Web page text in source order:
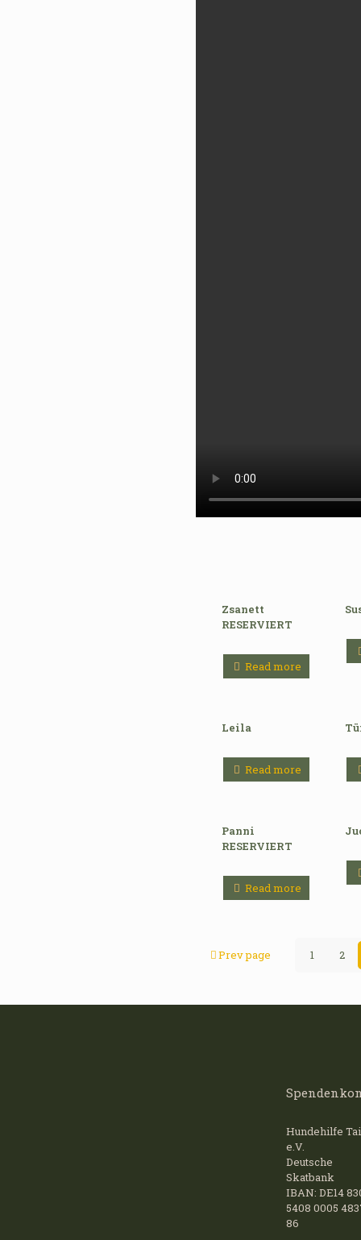
Zsanett
RESERVIERT
Read more
Leila
Read more
Panni
RESERVIERT
Read more
Prev page 1 2
Hundehilfe
e.V.
Deutsche
Skatbank
IBAN: DE14
5408 0005
86